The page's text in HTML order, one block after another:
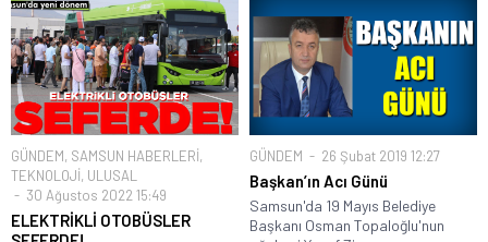
GÜNDEM, SAMSUN HABERLERİ,
TEKNOLOJİ, ULUSAL
30 Ağustos 2022 15:49
ELEKTRİKLİ OTOBÜSLER
GÜNDEM 26 Şubat 2019 12:27
Başkan’ın Acı Günü
Samsun'da 19 Mayıs Belediye
Başkanı Osman Topaloğlu'nun